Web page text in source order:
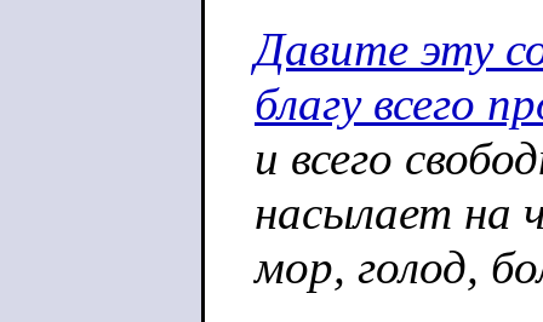
Давите эту
благу всего
и всего
насылает на
мор, голод,